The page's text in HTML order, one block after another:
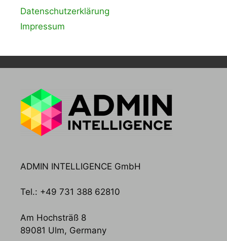
Datenschutzerklärung
Impressum
ADMIN INTELLIGENCE GmbH
Tel.: +49 731 388 62810
Am Hochsträß 8
89081 Ulm, Germany